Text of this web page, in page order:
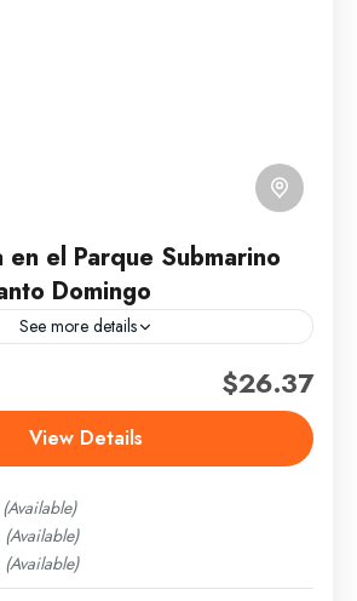
en el Parque Submarino
Domingo
See more details
La Caleta, Santo Domingo, es un
remozado, cuanta con
infantil y de picnic, piscina
y...
$26.37
View Details
(Available)
(Available)
(Available)